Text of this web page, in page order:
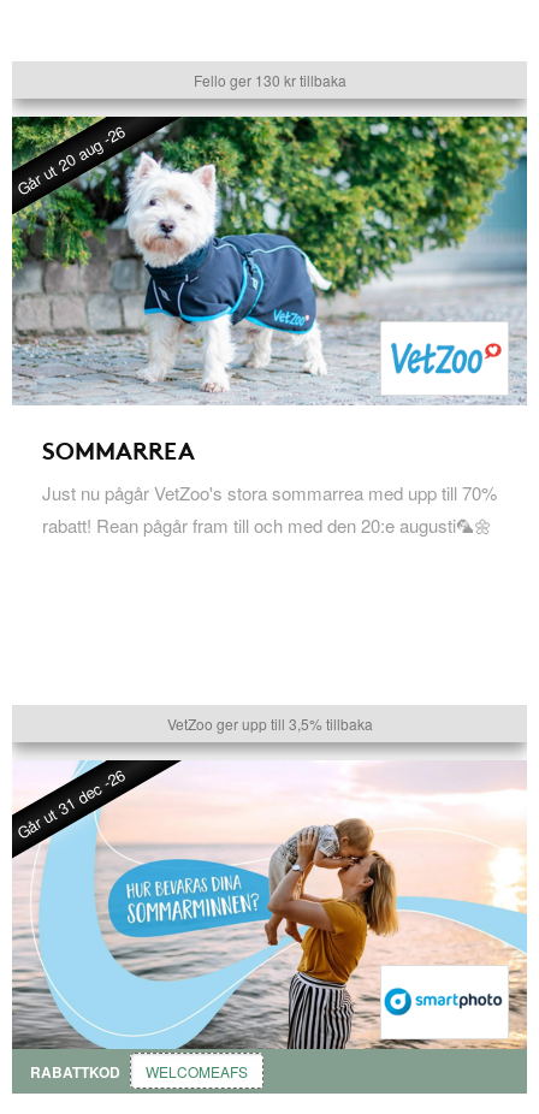
Fello ger 130 kr tillbaka
Går ut 20 aug -26
SOMMARREA
Just nu pågår VetZoo's stora sommarrea med upp till 70%
rabatt! Rean pågår fram till och med den 20:e augusti🦜🌼
VetZoo ger upp till 3,5% tillbaka
Går ut 31 dec -26
RABATTKOD WELCOMEAFS